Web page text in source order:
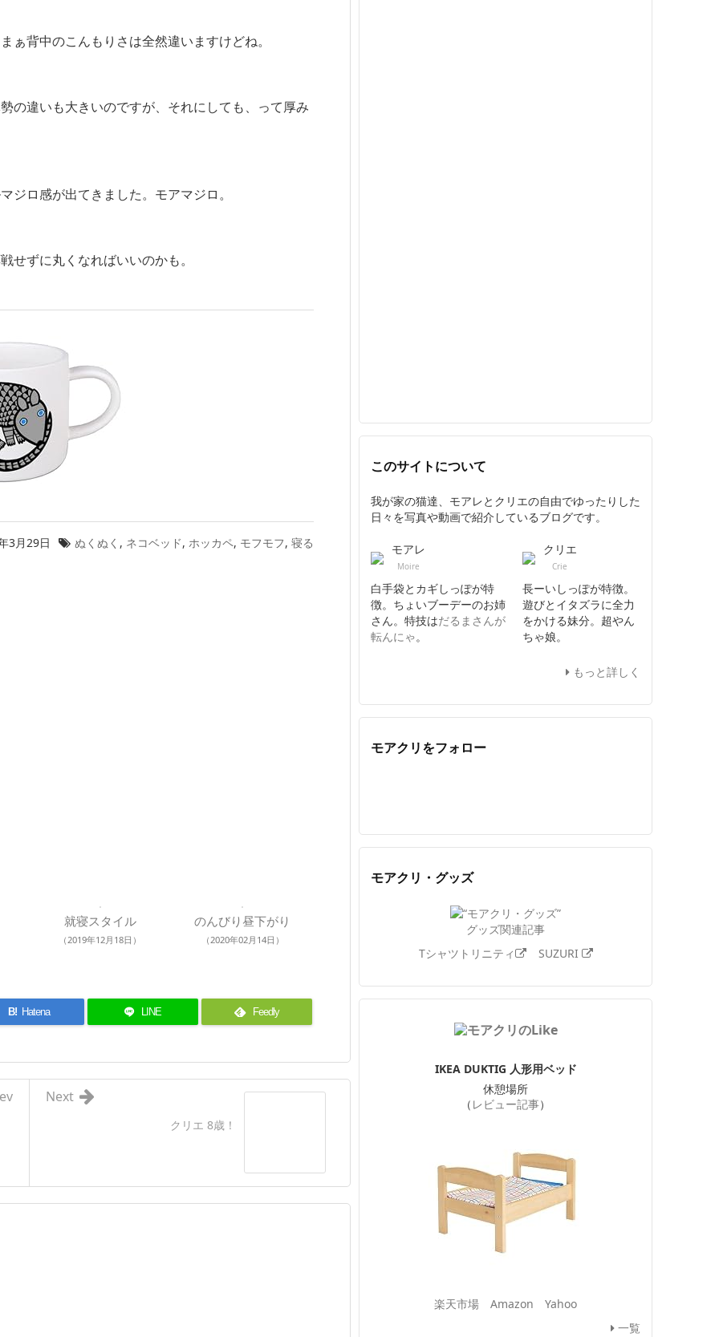
ぁ背中のこんもりさは全然違いますけどね。
の違いも大きいのですが、それにしても、って厚み
ジロ感が出てきました。モアマジロ。
せずに丸くなればいいのかも。
3月29日 ぬくぬく , ネコベッド, ホッカペ, モフモフ, 寝る
就寝スタイル
（2019年12月18日）
のんびり昼下がり
（2020年02月14日）
B! Hatena LINE Feedly
クリエ 8歳！
Next
このサイトについて
我が家の猫達、モアレとクリエの自由でゆったりした
日々を写真や動画で紹介しているブログです。
モアレ
Moire
白手袋とカギしっぽが特
徴。ちょいブーデーのお姉
さん。特技はだるまさんが
転んにゃ。
クリエ
Crie
長ーいしっぽが特徴。
遊びとイタズラに全力
をかける妹分。超やん
ちゃ娘。
もっと詳しく
モアクリをフォロー
モアクリ・グッズ
グッズ関連記事
Tシャツトリニティ
SUZURI
IKEA DUKTIG 人形用ベッド
休憩場所
（ レビュー記事）
楽天市場 Amazon
Yahoo
一覧